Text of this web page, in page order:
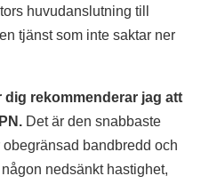
huvudanslutning till
tjänst som inte saktar ner
rekommenderar jag att
Det är den snabbaste
bandbredd och
nedsänkt hastighet,